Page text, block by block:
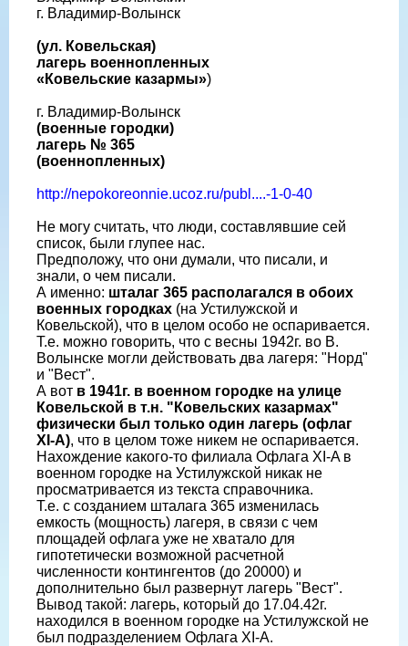
г. Владимир-Волынск
(ул. Ковельская)
лагерь военнопленных
«Ковельские казармы»)
г. Владимир-Волынск
(военные городки)
лагерь № 365
(военнопленных)
http://nepokoreonnie.ucoz.ru/publ....-1-0-40
Не могу считать, что люди, составлявшие сей
список, были глупее нас.
Предположу, что они думали, что писали, и
знали, о чем писали.
А именно: шталаг 365 располагался в обоих
военных городках (на Устилужской и
Ковельской), что в целом особо не оспаривается.
Т.е. можно говорить, что с весны 1942г. во В.
Волынске могли действовать два лагеря: "Норд"
и "Вест".
А вот в 1941г. в военном городке на улице
Ковельской в т.н. "Ковельских казармах"
физически был только один лагерь (офлаг
XI-A), что в целом тоже никем не оспаривается.
Нахождение какого-то филиала Офлага XI-A в
военном городке на Устилужской никак не
просматривается из текста справочника.
Т.е. с созданием шталага 365 изменилась
емкость (мощность) лагеря, в связи с чем
площадей офлага уже не хватало для
гипотетически возможной расчетной
численности контингентов (до 20000) и
дополнительно был развернут лагерь "Вест".
Вывод такой: лагерь, который до 17.04.42г.
находился в военном городке на Устилужской не
был подразделением Офлага XI-A.